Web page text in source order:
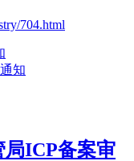
704.html
知
局ICP备案审